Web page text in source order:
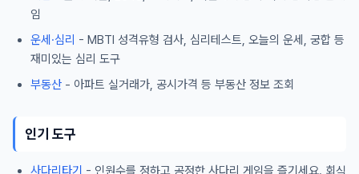
임
운세·심리 - MBTI 성격유형 검사, 심리테스트, 오늘의 운세, 궁합 등
재미있는 심리 도구
부동산 - 아파트 실거래가, 공시가격 등 부동산 정보 조회
인기 도구
사다리타기 - 인원수를 정하고 공정한 사다리 게임을 즐기세요. 회식